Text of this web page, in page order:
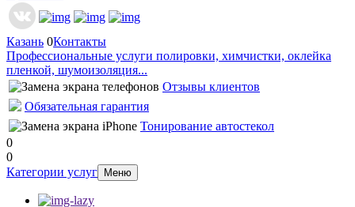
Казань 0Контакты
Профессиональные услуги полировки, химчистки, оклейка
пленкой, шумоизоляция...
Отзывы клиентов
Обязательная гарантия
Тонирование автостекол
0
0
Категории услуг
Меню